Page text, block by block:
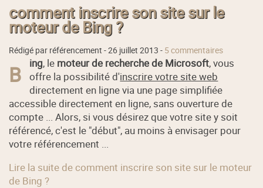
comment inscrire son site sur le
moteur de Bing ?
Rédigé par référencement -26 juillet 2013 - 5 commentaires
B ing, le moteur de recherche de Microsoft, vous
offre la possibilité d'inscrire votre site web
directement en ligne via une page simplifiée
accessible directement en ligne, sans ouverture de
compte ... Alors, si vous désirez que votre site y soit
référencé, c'est le "début", au moins à envisager pour
votre référencement ...
Lire la suite de comment inscrire son site sur le moteur
de Bing ?